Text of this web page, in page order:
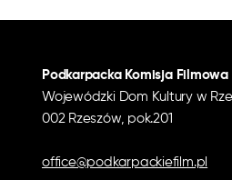
Podkarpacka Komisja Filmowa
Wojewódzki Dom Kultury w
002 Rzeszów, pok.201
office@podkarpackiefilm.pl